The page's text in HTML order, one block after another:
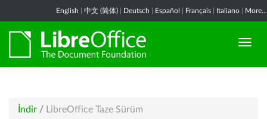
English 中文 (简体) Deutsch Español Français Italiano More...
İndir / LibreOffice Taze Sürüm